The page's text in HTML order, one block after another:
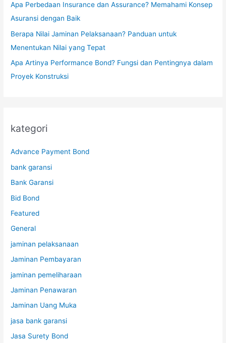
Apa Perbedaan Insurance dan Assurance? Memahami Konsep
Asuransi dengan Baik
Berapa Nilai Jaminan Pelaksanaan? Panduan untuk
Menentukan Nilai yang Tepat
Apa Artinya Performance Bond? Fungsi dan Pentingnya dalam
Proyek Konstruksi
kategori
Advance Payment Bond
bank garansi
Bank Garansi
Bid Bond
Featured
General
jaminan pelaksanaan
Jaminan Pembayaran
jaminan pemeliharaan
Jaminan Penawaran
Jaminan Uang Muka
jasa bank garansi
Jasa Surety Bond